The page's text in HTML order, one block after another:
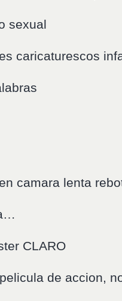
sexual
caricaturescos
camara lenta
CLARO
de accion,